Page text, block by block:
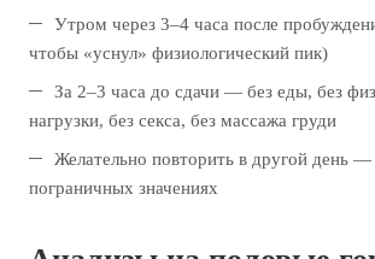
Утром через 3–4 часа после
чтобы «уснул» физиологический пик)
За 2–3 часа до сдачи — без еды, без
нагрузки, без секса, без массажа груди
Желательно повторить в другой день
пограничных значениях